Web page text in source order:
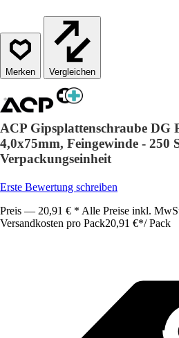
Vergleichen
ACP Gipsplattenschraube DG
4,0x75mm, Feingewinde - 250
Verpackungseinheit
Erste Bewertung schreiben
Preis — 20,91 € * Alle Preise inkl.
Versandkosten pro Pack20,91 €*/ Pack